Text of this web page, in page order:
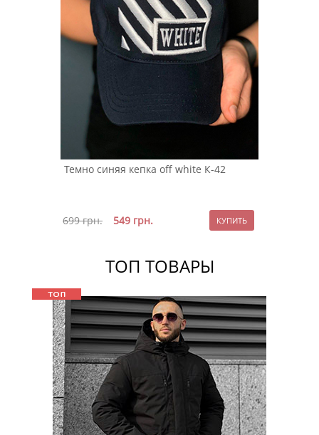
Темно синяя кепка off white К-42
699грн. 549 грн.
ТОП ТОВАРЫ